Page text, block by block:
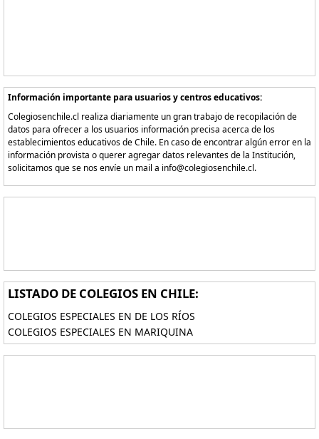
Información importante para usuarios y centros educativos:
Colegiosenchile.cl realiza diariamente un gran trabajo de recopilación de
datos para ofrecer a los usuarios información precisa acerca de los
establecimientos educativos de Chile. En caso de encontrar algún error en la
información provista o querer agregar datos relevantes de la Institución,
solicitamos que se nos envíe un mail a info@colegiosenchile.cl.
LISTADO DE COLEGIOS EN CHILE:
COLEGIOS ESPECIALES EN DE LOS RÍOS
COLEGIOS ESPECIALES EN MARIQUINA